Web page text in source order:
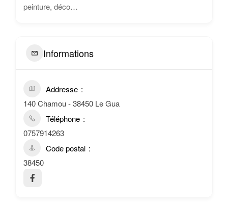
peinture, déco…
Informations
Addresse
140 Chamou - 38450 Le Gua
Téléphone
0757914263
Code postal
38450